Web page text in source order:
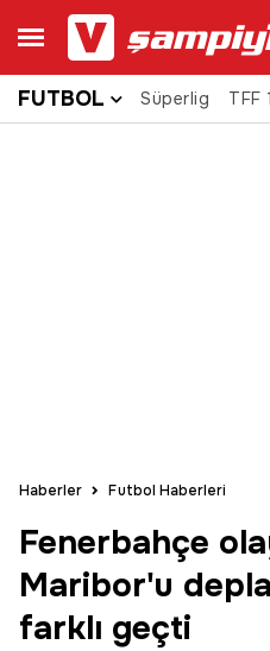
FUTBOL Süperlig TFF
Haberler Futbol Haberleri
Fenerbahçe
Maribor'u
farklı geçti